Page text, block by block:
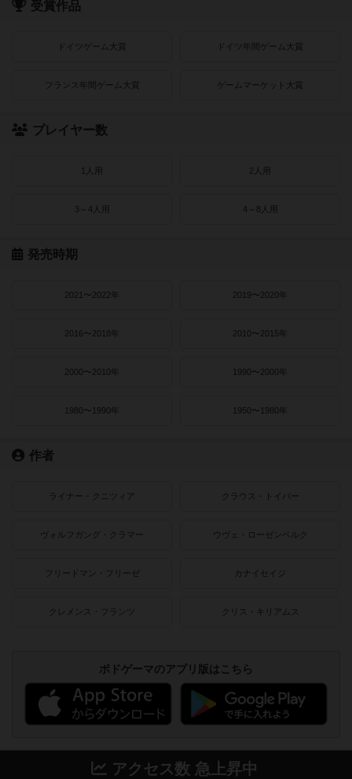
受賞作品
ドイツゲーム大賞 ドイツ年間ゲーム大賞
フランス年間ゲーム大賞 ゲームマーケット大賞
プレイヤー数
1人用 2人用
3～4人用 4～8人用
発売時期
2021〜2022年 2019〜2020年
2016〜2018年 2010〜2015年
2000〜2010年 1990〜2000年
1980〜1990年 1950〜1980年
作者
ライナー・クニツィア クラウス・トイバー
ヴォルフガング・クラマー ウヴェ・ローゼンベルク
フリードマン・フリーゼ カナイセイジ
クレメンス・フランツ クリス・キリアムス
ボドゲーマのアプリ版はこちら
アクセス数 急上昇中